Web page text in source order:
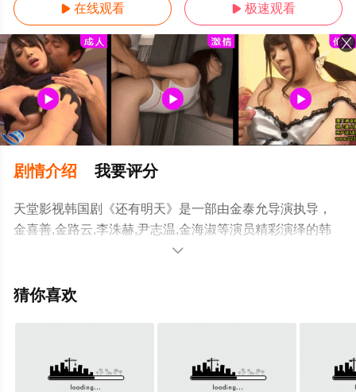
 在线观看  极速观看
剧情介绍 我要评分
天堂影视韩国剧《还有明天》是一部由金泰允导演执导，
金喜善,金路云,李洙赫,尹志温,金海淑等演员精彩演绎的韩
国电视剧，大结局剧情已揭晓（1-16全集），手机免费观
关信息可移步至豆瓣电视剧、电视猫或剧情网等平台了

猜你喜欢